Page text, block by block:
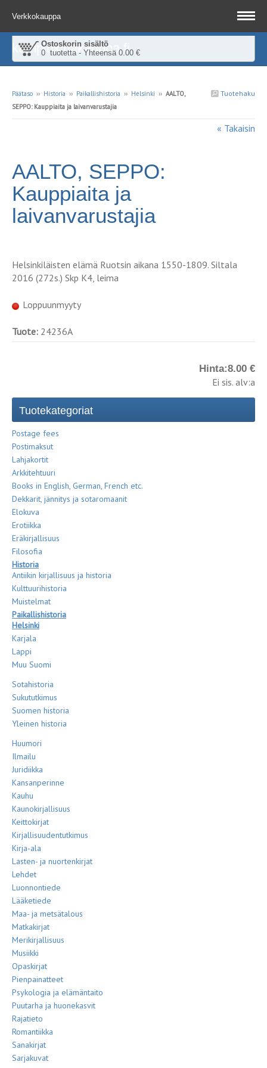
Verkkokauppa
Ostoskorin sisältö
0 tuotetta - Yhteensä 0.00 €
kampinkirjakauppa.fi
Tuotehaku
Päätaso ›› Historia ›› Paikallishistoria ›› Helsinki ›› AALTO,
SEPPO: Kauppiaita ja laivanvarustajia
« Takaisin
AALTO, SEPPO:
Kauppiaita ja
laivanvarustajia
Helsinkiläisten elämä Ruotsin aikana 1550-1809. Siltala
2016 (272s.) Skp K4, leima
Loppuunmyyty
Tuote: 24236A
Hinta:8.00 €
Ei sis. alv:a
Tuotekategoriat
Postage fees
Postimaksut
Lahjakortit
Arkkitehtuuri
Books in English, German, French etc.
Dekkarit, jännitys ja sotaromaanit
Elokuva
Erotiikka
Eräkirjallisuus
Filosofia
Historia
Antiikin kirjallisuus ja historia
Kulttuurihistoria
Muistelmat
Paikallishistoria
Helsinki
Karjala
Lappi
Muu Suomi
Sotahistoria
Sukututkimus
Suomen historia
Yleinen historia
Huumori
Ilmailu
Juridiikka
Kansanperinne
Kauhu
Kaunokirjallisuus
Keittokirjat
Kirjallisuudentutkimus
Kirja-ala
Lasten- ja nuortenkirjat
Lehdet
Luonnontiede
Lääketiede
Maa- ja metsätalous
Matkakirjat
Merikirjallisuus
Musiikki
Opaskirjat
Pienpainatteet
Psykologia ja elämäntaito
Puutarha ja huonekasvit
Rajatieto
Romantiikka
Sanakirjat
Sarjakuvat